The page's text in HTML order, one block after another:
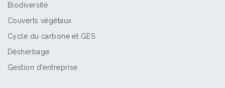
Biodiversité
Couverts végétaux
Cycle du carbone et GES
Désherbage
Gestion d'entreprise